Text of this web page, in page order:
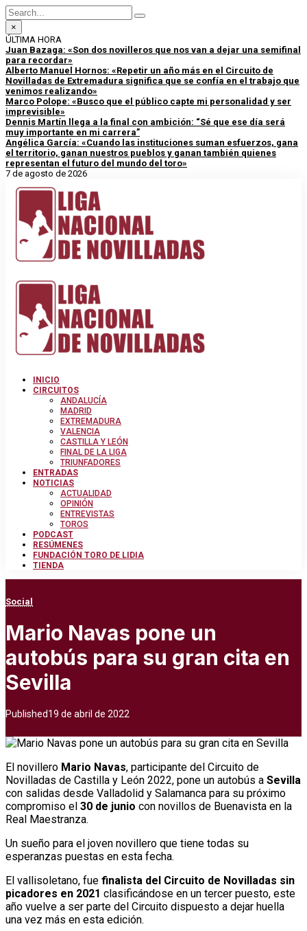
×
ÚLTIMA HORA
Juan Bazaga: «Son dos novilleros que nos van a dejar una semifinal
para recordar»
Alberto Manuel Hornos: «Repetir un año más en el Circuito de
Novilladas de Extremadura significa que se confía en el trabajo que
venimos realizando»
Marco Polope: «Busco que el público capte mi personalidad y ser
imprevisible»
Dennis Martín llega a la final con ambición: “Sé que ese día será
muy importante en mi carrera”
Angélica García: «Cuando las instituciones suman esfuerzos, gana
el territorio, ganan nuestros pueblos y ganan también quienes
representan el futuro del mundo del toro»
7 de agosto de 2026
INICIO
CIRCUITOS
ANDALUCÍA
MADRID
EXTREMADURA
VALENCIA
CASTILLA Y LEÓN
FINAL DE LA LIGA
TRIUNFADORES
ENTRADAS
NOTICIAS
ACTUALIDAD
OPINIÓN
ENTREVISTAS
TOROS
PODCAST
RESÚMENES
FUNDACIÓN TORO DE LIDIA
TIENDA
Social
Mario Navas pone un
autobús para su gran cita en
Sevilla
Published19 de abril de 2022
El novillero Mario Navas, participante del Circuito de
Novilladas de Castilla y León 2022, pone un autobús a Sevilla
con salidas desde Valladolid y Salamanca para su próximo
compromiso el 30 de junio con novillos de Buenavista en la
Real Maestranza.
Un sueño para el joven novillero que tiene todas su
esperanzas puestas en esta fecha.
El vallisoletano, fue finalista del Circuito de Novilladas sin
picadores en 2021 clasificándose en un tercer puesto, este
año vuelve a ser parte del Circuito dispuesto a dejar huella
una vez más en esta edición.